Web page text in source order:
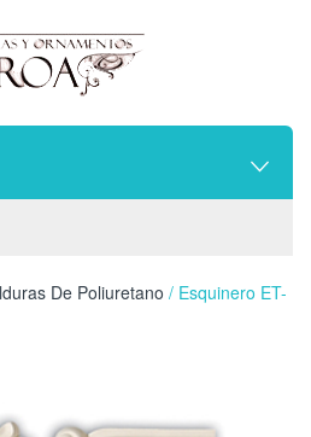
De Poliuretano / Esquinero ET-